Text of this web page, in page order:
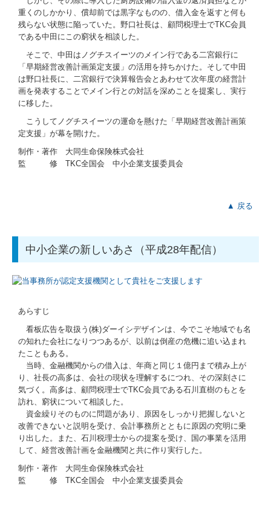
重くのしかかり、償却前では黒字なものの、借入金を返すと何も
残らない状態に陥っていた。野口社長は、顧問税理士でTKC会員
である中田にこの窮状を相談した。
そこで、中田はノグチスイーツのメイン行である二宮銀行に
「早期経営改善計画策定支援」の活用を持ちかけた。そして中田
は野口社長に、二宮銀行で決算報告会とあわせて次年度の経営計
画を発表することでメイン行との対話を深めことを提案し、実行
に移した。
こうしてノグチスイーツの運命を懸けた「早期経営改善計画策
定支援」が幕を開けた。
制作・著作 大同生命保険株式会社
監 修 TKC全国会 中小企業支援委員会
▲ 戻る
中小企業の新しいあさ（平成28年配信）
あらすじ
看板広告を取扱う(株)ダーイシデザインは、今でこそ地域でも名
の知れた会社になりつつあるが、以前は倒産の危機に追い込まれ
たこともある。
当時、金融機関からの借入は、年商と同じ１億円まで積み上が
り、社長の高多は、会社の現状を理解するにつれ、その深刻さに
気づく。高多は、顧問税理士でTKC会員である石川直樹のもとを
訪れ、窮状について相談した。
資金繰りそのものに問題があり、原因をしっかり把握しないと
改善できないと説明を受け、会計事務所とともに原因の究明に乗
り出した。また、石川税理士からの提案を受け、国の事業を活用
して、経営改善計画を金融機関と共に作り実行した。
制作・著作 大同生命保険株式会社
監 修 TKC全国会 中小企業支援委員会